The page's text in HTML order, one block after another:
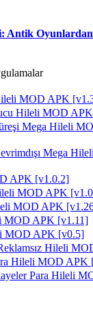
Antik
MOD APK
Hileli MOD
Mega Hileli
Mega
APK [v1.0.2]
MOD APK
MOD APK
MOD APK [v1.11]
MOD APK [v0.5]
Hileli
Hileli MOD APK
Para Hileli